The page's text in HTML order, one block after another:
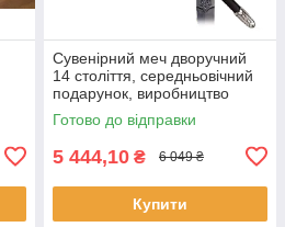
Сувенірний меч дворучний
14 століття, середньовічний
подарунок, виробництво
Іспанія
Готово до відправки
5 444,10 ₴ 6 049 ₴
Купити